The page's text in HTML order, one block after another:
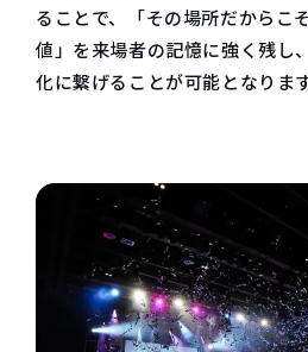
ることで、「その場所だからこ
値」を来場者の記憶に強く残し
化に繋げることが可能となります